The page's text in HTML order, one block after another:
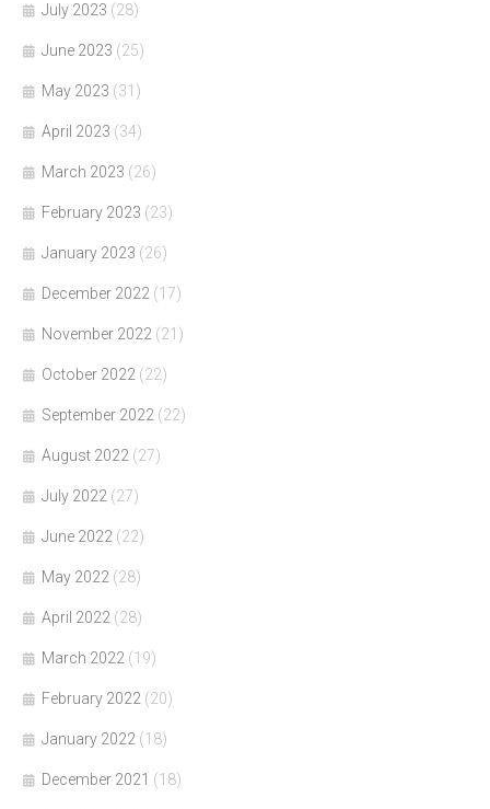
July 2023 (28)
June 2023 (25)
May 2023 (31)
April 2023 (34)
March 2023 (26)
February 2023 (23)
January 2023 (26)
December 2022 (17)
November 2022 (21)
October 2022 (22)
September 2022 (22)
August 2022 (27)
July 2022 (27)
June 2022 (22)
May 2022 (28)
April 2022 (28)
March 2022 (19)
February 2022 (20)
January 2022 (18)
December 2021 (18)